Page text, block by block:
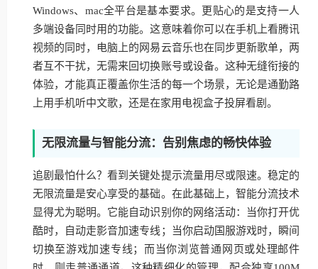
Windows、mac全平台是基本要求。更贴心的是支持一人
多端设备同时用的功能。这意味着你可以在手机上看腾讯
视频的同时，电脑上的网易云音乐也在同步更新歌单，两
者互不干扰，无需来回切换账号或设备。这种无缝衔接的
体验，才能真正覆盖你生活的每一个场景，无论是通勤路
上用手机听中文歌，还是在家用电视盒子投屏看剧。
无限流量与智能分流：告别焦虑的畅快体验
追剧最怕什么？看到关键处提示流量用尽或限速。稳定的
无限流量是安心享受的基础。在此基础上，智能分流技术
显得尤为聪明。它能自动识别你的网络活动：当你打开优
酷时，自动走影音加速专线；当你启动国服游戏时，瞬间
切换至游戏加速专线；而当你浏览普通网页或处理邮件